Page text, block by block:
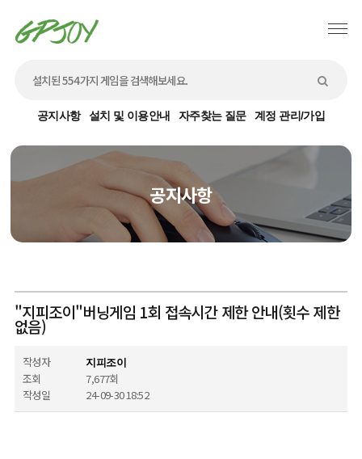
공지사항 설치 및 이용안내 자주찾는 질문 계정 관리/가입
공지사항
"지피조이"버닝게임 1회 접속시간 제한 안내(횟수 제한
없음)
작성자 지피조이
조회
7,677회
작성일
24-09-30 18:52